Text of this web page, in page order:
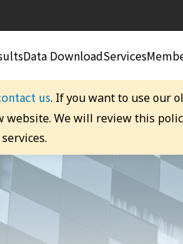
Data DownloadServices
us. If you want to use our
We will review this